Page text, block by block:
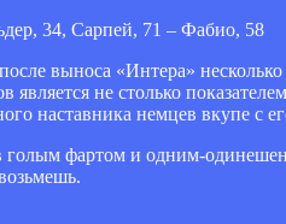
34, Сарпей, 71 – Фабио, 58
выноса «Интера»
является не столько
наставника немцев вкупе с
фартом и одним-